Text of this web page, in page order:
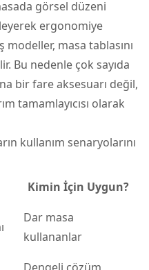
görsel düzeni
ergonomiye
masa tablasını
Bu nedenle çok sayıda
bir fare aksesuarı değil,
tamamlayıcısı olarak
kullanım senaryolarını
Kimin İçin Uygun?
Dar masa
kullananlar